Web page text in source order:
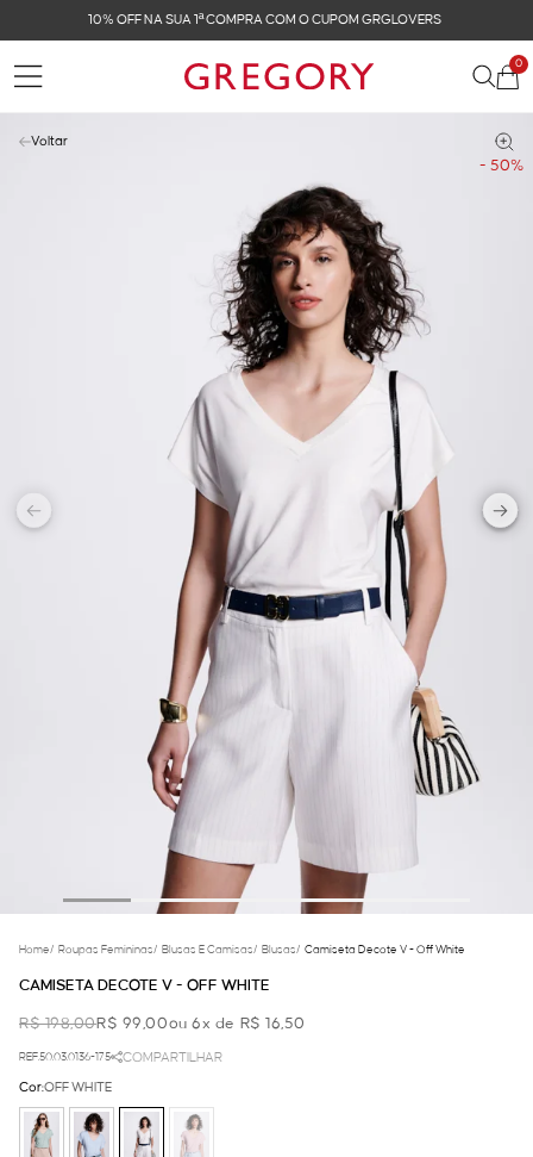
FRETE GRÁTIS NAS COMPRAS ACIMA DE R$ 899
0
- 50%
Voltar
Home/ Roupas Femininas/ Blusas E Camisas/ Blusas/ Camiseta Decote V - Off White
CAMISETA DECOTE V - OFF WHITE
R$ 198,00R$ 99,00ou 6x de R$ 16,50
REF.50.03.0136-175 COMPARTILHAR
Cor:OFF WHITE